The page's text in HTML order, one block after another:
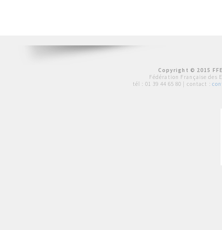
Copyright © 2015
Fédération Française des
tél : 01 39 44 65 80 | contact :